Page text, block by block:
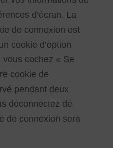
d’écran. La
de connexion est
cookie d’option
vous cochez « Se
cookie de
pendant deux
déconnectez de
de connexion sera